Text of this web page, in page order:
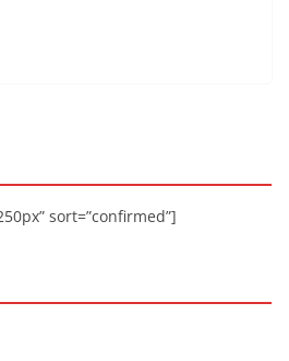
sort=”confirmed”]